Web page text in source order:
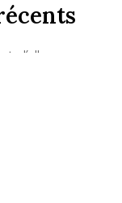
d’elles